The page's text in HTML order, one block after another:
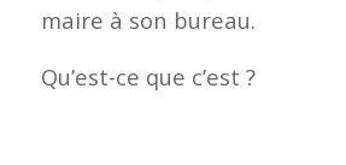
maire à son bureau.
Qu’est-ce que c’est ?